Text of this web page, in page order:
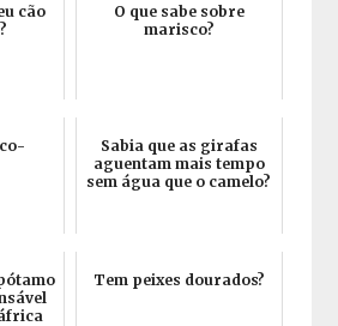
cão
O que sabe sobre
marisco?
Sabia que as girafas
aguentam mais tempo
sem água que o camelo?
Tem peixes dourados?